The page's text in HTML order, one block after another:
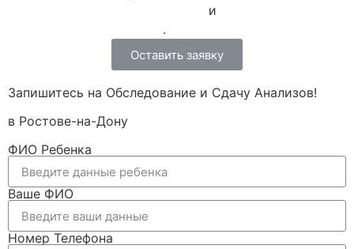
и
.
Оставить заявку
Запишитесь на Обследование и Сдачу Анализов!
в Ростове-на-Дону
ФИО Ребенка
Ваше ФИО
Номер Телефона